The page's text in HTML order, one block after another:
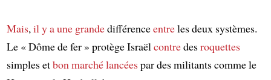
Mais,il y aune grandedifférenceentreles deux systèmes.
Le « Dôme de fer » protège Israëlcontredesroquettes
simples etbon marchélancéespar des militants comme le